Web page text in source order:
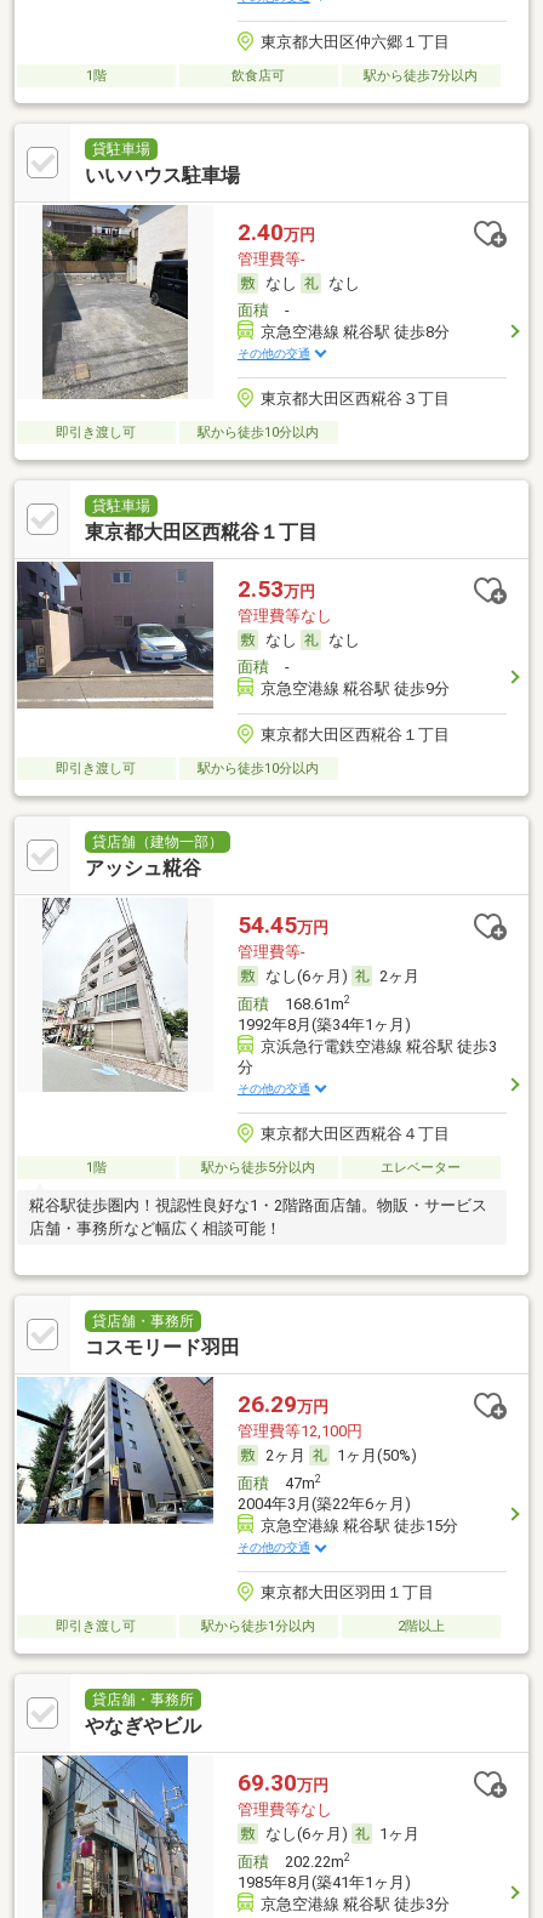
東京都大田区仲六郷１丁目
1階 飲食店可 駅から徒歩7分以内
貸駐車場
いいハウス駐車場
2.40万円
管理費等-
なし
なし
面積-
京急空港線 糀谷駅 徒歩8分
その他の交通
東京都大田区西糀谷３丁目
即引き渡し可 駅から徒歩10分以内
貸駐車場
東京都大田区西糀谷１丁目
2.53万円
管理費等なし
なし
なし
面積-
京急空港線 糀谷駅 徒歩9分
東京都大田区西糀谷１丁目
即引き渡し可 駅から徒歩10分以内
貸店舗（建物一部）
アッシュ糀谷
54.45万円
管理費等-
なし(6ヶ月)
2ヶ月
面積168.61m2
1992年8月(築34年1ヶ月)
京浜急行電鉄空港線 糀谷駅 徒歩3
分
その他の交通
東京都大田区西糀谷４丁目
1階 駅から徒歩5分以内 エレベーター
糀谷駅徒歩圏内！視認性良好な1・2階路面店舗。物販・サービス
店舗・事務所など幅広く相談可能！
貸店舗・事務所
コスモリード羽田
26.29万円
管理費等12,100円
2ヶ月
1ヶ月(50%)
面積47m2
2004年3月(築22年6ヶ月)
京急空港線 糀谷駅 徒歩15分
その他の交通
東京都大田区羽田１丁目
即引き渡し可 駅から徒歩1分以内 2階以上
貸店舗・事務所
やなぎやビル
69.30万円
管理費等なし
なし(6ヶ月)
1ヶ月
面積202.22m2
1985年8月(築41年1ヶ月)
京急空港線 糀谷駅 徒歩3分